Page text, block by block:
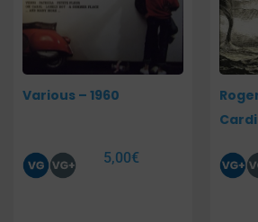
Various – 1960
5,00€